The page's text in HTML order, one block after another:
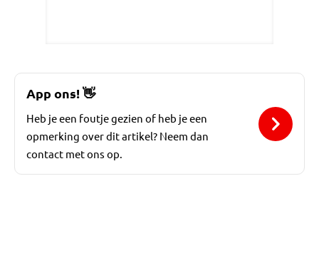
App ons!👋
Heb je een foutje gezien of heb je een
opmerking over dit artikel? Neem dan
contact met ons op.